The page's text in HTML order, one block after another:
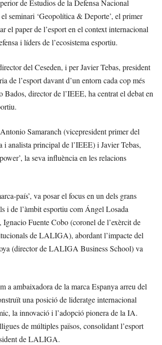
de Estudios de la Defensa Nacional
seminari ‘Geopolítica & Deporte’, el primer
el paper de l’esport en el context internacional
i líders de l’ecosistema esportiu.
del Ceseden, i per Javier Tebas, president
de l’esport davant d’un entorn cada cop més
director de l’IEEE, ha centrat el debat en
Samaranch (vicepresident primer del
analista principal de l’IEEE) i Javier Tebas,
la seva influència en les relacions
país’, va posar el focus en un dels grans
i de l’àmbit esportiu com Ángel Losada
Fuente Cobo (coronel de l’exèrcit de
de LALIGA), abordant l’impacte del
(director de LALIGA Business School) va
ambaixadora de la marca Espanya arreu del
una posició de lideratge internacional
la innovació i l’adopció pionera de la IA.
de múltiples països, consolidant l’esport
de LALIGA.